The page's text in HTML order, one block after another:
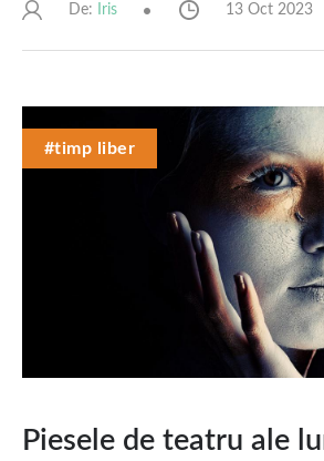
De: Iris 13 Oct 2023
#timp liber
Piesele de teatru ale